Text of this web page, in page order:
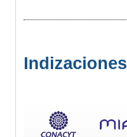
Indizaciones